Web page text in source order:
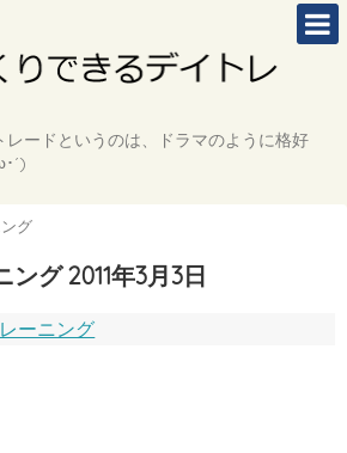
レードというのは、ドラマのように格好
´)
グ
グ 2011年3月3日
レーニング